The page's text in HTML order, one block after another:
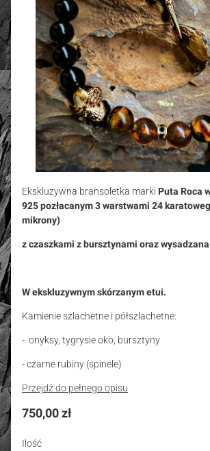
Ekskluzywna bransoletka marki Puta Roca
925 pozłacanym 3 warstwami 24
mikrony)
z czaszkami z bursztynami oraz
W ekskluzywnym skórzanym etui.
Kamienie szlachetne i półszlachetne:
- onyksy, tygrysie oko, bursztyny
- czarne rubiny (spinele)
Przejdź do pełnego opisu
Cena
750,00 zł
Ilość